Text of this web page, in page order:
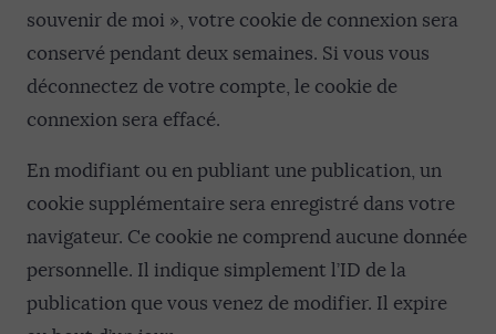
souvenir de moi », votre cookie de connexion sera
conservé pendant deux semaines. Si vous vous
déconnectez de votre compte, le cookie de
connexion sera effacé.
En modifiant ou en publiant une publication, un
cookie supplémentaire sera enregistré dans votre
navigateur. Ce cookie ne comprend aucune donnée
personnelle. Il indique simplement l’ID de la
publication que vous venez de modifier. Il expire